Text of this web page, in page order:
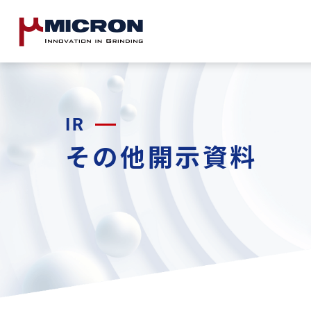
IR
その他開示資料